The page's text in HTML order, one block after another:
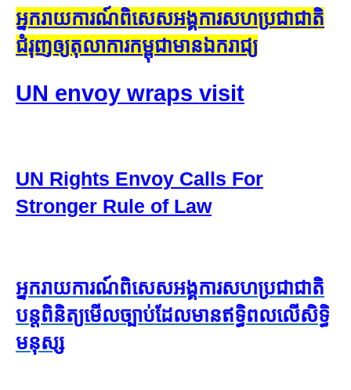
អ្នក​រាយការណ៍​ពិសេស​អង្គការ​សហប្រជាជាតិ​
ជំរុញ​ឲ្យ​តុលាការ​កម្ពុជា​មាន​ឯករាជ្យ
UN envoy wraps visit
UN Rights Envoy Calls For
Stronger Rule of Law
អ្នករាយការណ៍ពិសេសអង្គការ​​សហប្រជាជាតិ​
បន្តពិនិត្យ​មើល​ច្បាប់ដែលមានឥទ្ធិពល​លើ​សិទ្ធិ
មនុស្ស